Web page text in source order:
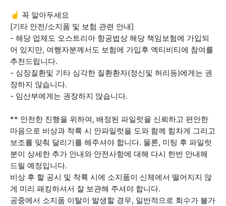
☝️ 꼭 알아두세요
[기타 안전/소지품 및 보험 관련 안내]
- 해당 업체도 오스트리아 항공법상 해당 책임보험에 가입되
어 있지만, 여행자분께서도 보험에 가입후 엑티비티에 참여를
추천드립니다.
- 심장질환및 기타 심각한 질환환자(정신및 허리등)에게는 권
장하지 않습니다.
- 임산부에게는 권장하지 않습니다.
** 안전한 진행을 위하여, 배정된 파일럿을 신뢰하고 편안한
마음으로 비상과 착륙 시 안파일럿을 도와 함께 힘차게 그리고
보조를 맞춰 달리기를 해주셔야 합니다. 물론, 미팅 후 파일럿
분이 상세한 추가 안내와 안전사항에 대해 다시 한번 안내해
드릴 예정입니다.
비상 후 할 공시 및 착륙 시에 소지품이 신체에서 떨어지지 않
게 미리 패킹하셔서 잘 보관해 주셔야 합니다.
공중에서 소지품 이탈이 발생할 경우, 일반적으로 회수가 불가